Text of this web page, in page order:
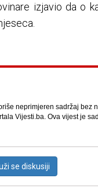
izjavio da o
neprimjeren sadržaj bez
Vijesti.ba. Ova vijest je
se diskusiji